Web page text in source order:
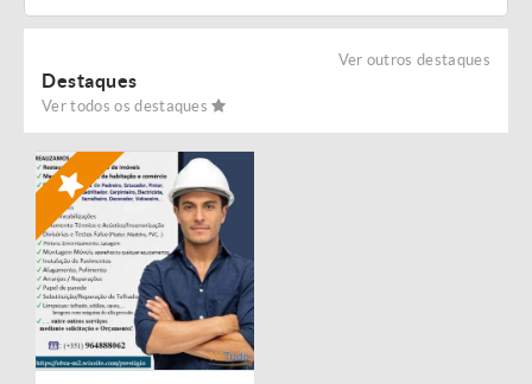
Ver outros destaques
Destaques
Ver todos os destaques